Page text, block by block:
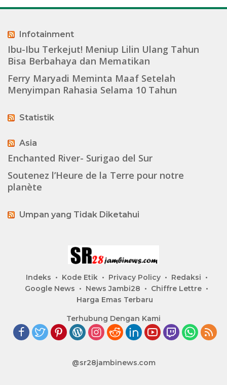
Infotainment
Ibu-Ibu Terkejut! Meniup Lilin Ulang Tahun
Bisa Berbahaya dan Mematikan
Ferry Maryadi Meminta Maaf Setelah
Menyimpan Rahasia Selama 10 Tahun
Statistik
Asia
Enchanted River- Surigao del Sur
Soutenez l’Heure de la Terre pour notre
planète
Umpan yang Tidak Diketahui
Indeks Kode Etik Privacy Policy
Redaksi
Google News
News Jambi28
Chiffre Lettre
Harga Emas Terbaru
Terhubung Dengan Kami
@sr28jambinews.com